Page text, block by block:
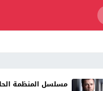
مسلسل المنظمة